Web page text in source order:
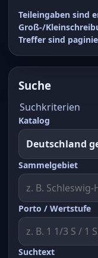
Teileingaben sind
Groß-/
Treffer sind
Suche
Suchkriterien
Katalog
Sammelgebiet
Porto / Wertstufe
Suchtext